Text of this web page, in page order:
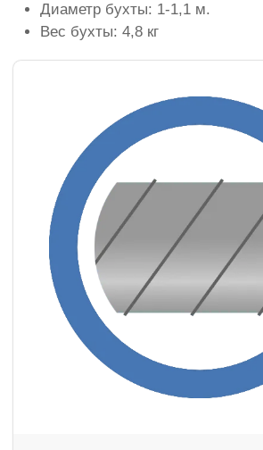
Диаметр бухты: 1-1,1 м.
Вес бухты: 4,8 кг